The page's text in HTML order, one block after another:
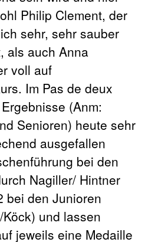
Philip Clement, der
sehr, sehr sauber
als auch Anna
voll auf
Im Pas de deux
(Anm:
Senioren) heute sehr
ausgefallen
bei den
Nagiller/ Hintner
bei den Junioren
und lassen
jeweils eine Medaille